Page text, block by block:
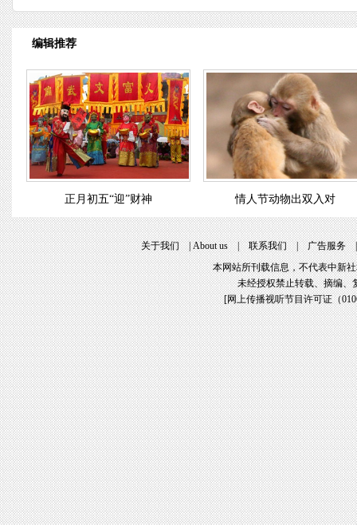
编辑推荐
正月初五“迎”财神 情人节动物出双入对
关于我们|About us|联系我们|广告服务
本网站所刊载信息，不代表中新
未经授权禁止转载、摘编、
[网上传播视听节目许可证（